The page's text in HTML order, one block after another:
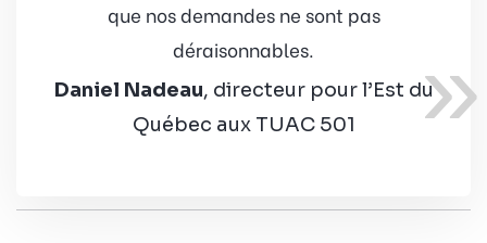
»
que nos demandes ne sont pas
déraisonnables.
Daniel Nadeau, directeur pour l’Est du
Québec aux TUAC 501